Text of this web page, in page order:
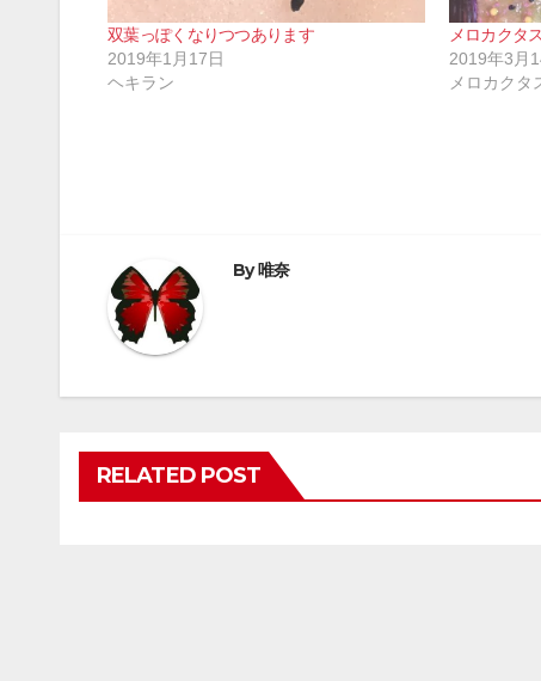
双葉っぽくなりつつあります
2019年1月17日
ヘキラン
メロカクタ
2019年3月
メロカクタ
By唯奈
RELATED POST